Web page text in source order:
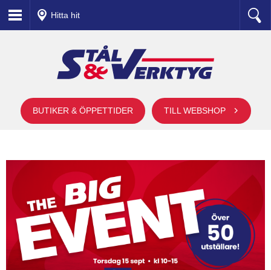
Hitta hit
BUTIKER & ÖPPETTIDER TILL WEBSHOP